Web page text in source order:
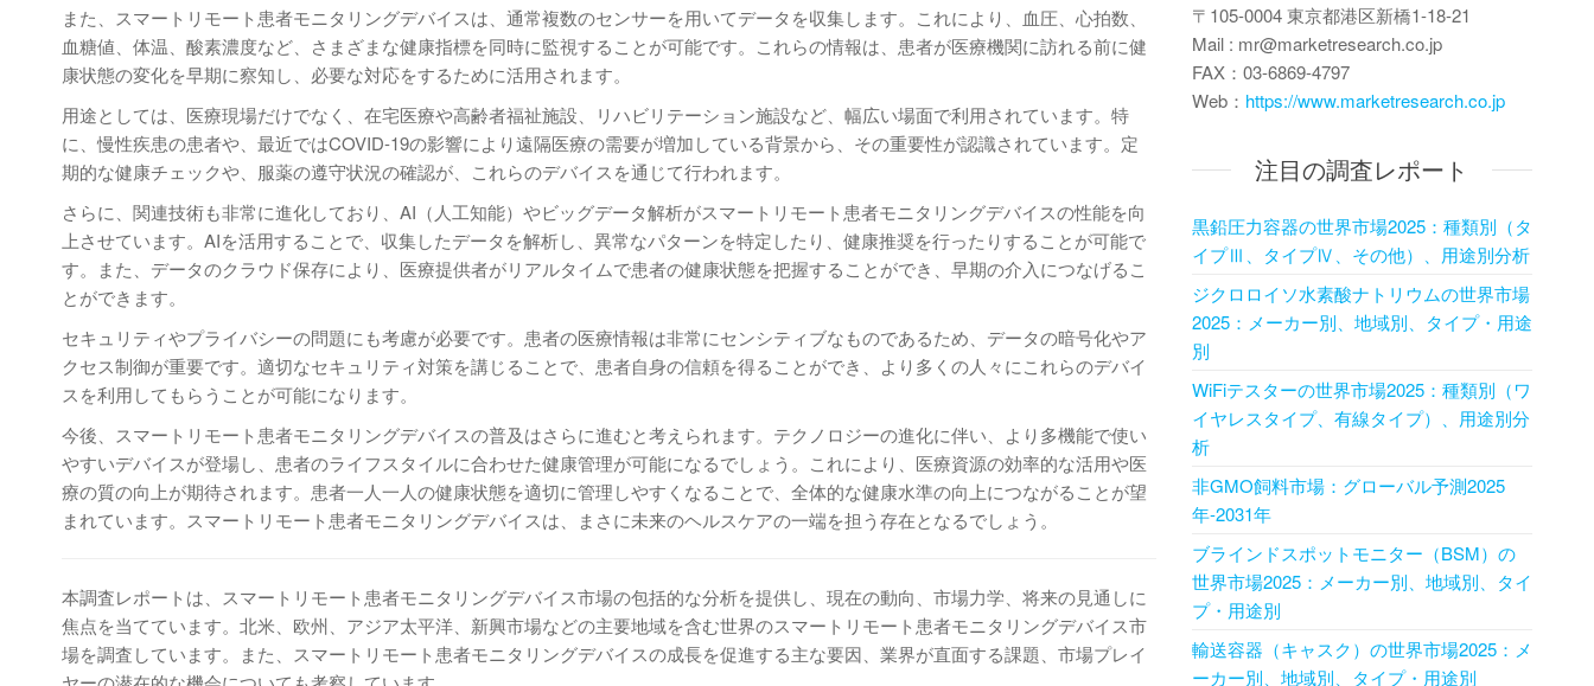
また、スマートリモート患者モニタリングデバイスは、通常複数のセンサーを用いてデータを収集します。これにより、血圧、心拍数、
血糖値、体温、酸素濃度など、さまざまな健康指標を同時に監視することが可能です。これらの情報は、患者が医療機関に訪れる前に健
康状態の変化を早期に察知し、必要な対応をするために活用されます。
用途としては、医療現場だけでなく、在宅医療や高齢者福祉施設、リハビリテーション施設など、幅広い場面で利用されています。特
に、慢性疾患の患者や、最近ではCOVID-19の影響により遠隔医療の需要が増加している背景から、その重要性が認識されています。定
期的な健康チェックや、服薬の遵守状況の確認が、これらのデバイスを通じて行われます。
さらに、関連技術も非常に進化しており、AI（人工知能）やビッグデータ解析がスマートリモート患者モニタリングデバイスの性能を向
上させています。AIを活用することで、収集したデータを解析し、異常なパターンを特定したり、健康推奨を行ったりすることが可能で
す。また、データのクラウド保存により、医療提供者がリアルタイムで患者の健康状態を把握することができ、早期の介入につなげるこ
とができます。
セキュリティやプライバシーの問題にも考慮が必要です。患者の医療情報は非常にセンシティブなものであるため、データの暗号化やア
クセス制御が重要です。適切なセキュリティ対策を講じることで、患者自身の信頼を得ることができ、より多くの人々にこれらのデバイ
スを利用してもらうことが可能になります。
今後、スマートリモート患者モニタリングデバイスの普及はさらに進むと考えられます。テクノロジーの進化に伴い、より多機能で使い
やすいデバイスが登場し、患者のライフスタイルに合わせた健康管理が可能になるでしょう。これにより、医療資源の効率的な活用や医
療の質の向上が期待されます。患者一人一人の健康状態を適切に管理しやすくなることで、全体的な健康水準の向上につながることが望
まれています。スマートリモート患者モニタリングデバイスは、まさに未来のヘルスケアの一端を担う存在となるでしょう。
本調査レポートは、スマートリモート患者モニタリングデバイス市場の包括的な分析を提供し、現在の動向、市場力学、将来の見通しに
焦点を当てています。北米、欧州、アジア太平洋、新興市場などの主要地域を含む世界のスマートリモート患者モニタリングデバイス市
場を調査しています。また、スマートリモート患者モニタリングデバイスの成長を促進する主な要因、業界が直面する課題、市場プレイ
〒105-0004 東京都港区新橋1-18-21
Mail : mr@marketresearch.co.jp
FAX：03-6869-4797
Web： https://www.marketresearch.co.jp
注目の調査レポート
黒鉛圧力容器の世界市場2025：種類別（タ
イプⅢ、タイプⅣ、その他）、用途別分析
ジクロロイソ水素酸ナトリウムの世界市場
2025：メーカー別、地域別、タイプ・用途
別
WiFiテスターの世界市場2025：種類別（ワ
イヤレスタイプ、有線タイプ）、用途別分
析
非GMO飼料市場：グローバル予測2025
年-2031年
ブラインドスポットモニター（BSM）の
世界市場2025：メーカー別、地域別、タイ
プ・用途別
輸送容器（キャスク）の世界市場2025：メ
ーカー別、地域別、タイプ・用途別